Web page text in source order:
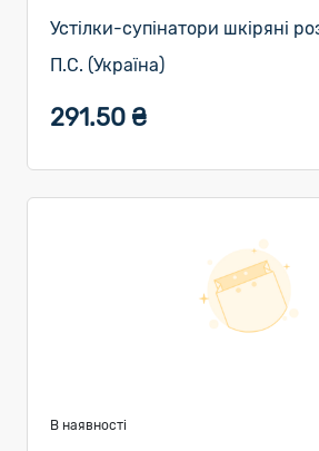
Устілки-супінатори шкіряні
П.С. (Україна)
291.50 ₴
В наявності